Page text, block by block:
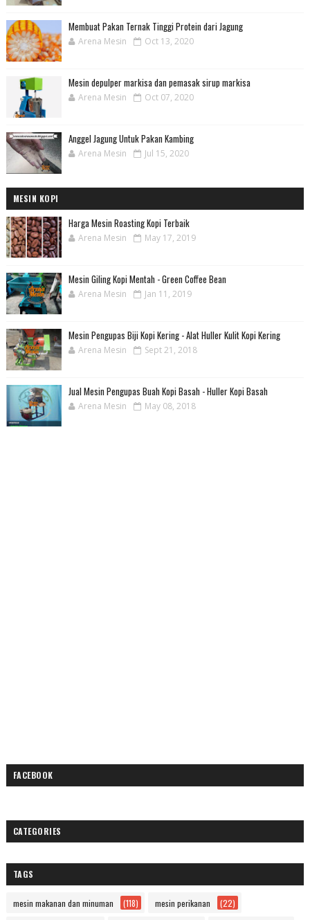
Membuat Pakan Ternak Tinggi Protein dari Jagung
Arena Mesin Oct 13, 2020
Mesin depulper markisa dan pemasak sirup markisa
Arena Mesin Oct 07, 2020
Anggel Jagung Untuk Pakan Kambing
Arena Mesin Jul 15, 2020
MESIN KOPI
Harga Mesin Roasting Kopi Terbaik
Arena Mesin May 17, 2019
Mesin Giling Kopi Mentah - Green Coffee Bean
Arena Mesin Jan 11, 2019
Mesin Pengupas Biji Kopi Kering - Alat Huller Kulit Kopi Kering
Arena Mesin Sept 21, 2018
Jual Mesin Pengupas Buah Kopi Basah - Huller Kopi Basah
Arena Mesin May 08, 2018
FACEBOOK
CATEGORIES
TAGS
mesin makanan dan minuman (118) mesin perikanan (22)